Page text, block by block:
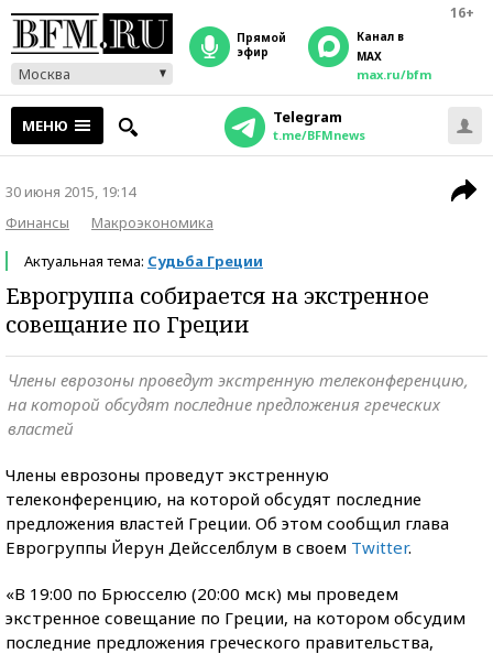
16+
Москва
прямой
эфир
Канал в
MAX
max.ru/bfm
МЕНЮ Telegram
t.me/BFMnews
30 июня 2015, 19:14
Финансы
Макроэкономика
Актуальная тема: Судьба Греции
Еврогруппа собирается на экстренное
совещание по Греции
Члены еврозоны проведут экстренную телеконференцию,
на которой обсудят последние предложения греческих
властей
Члены еврозоны проведут экстренную
телеконференцию, на которой обсудят последние
предложения властей Греции. Об этом сообщил глава
Еврогруппы Йерун Дейсселблум в своем Twitter.
«В 19:00 по Брюсселю (20:00 мск) мы проведем
экстренное совещание по Греции, на котором обсудим
последние предложения греческого правительства,